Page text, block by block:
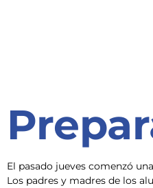
El pasado jueves comenzó
Los padres y madres de los